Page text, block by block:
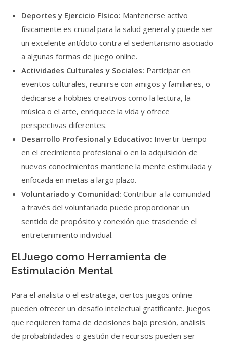
Deportes y Ejercicio Físico: Mantenerse activo
físicamente es crucial para la salud general y puede ser
un excelente antídoto contra el sedentarismo asociado
a algunas formas de juego online.
Actividades Culturales y Sociales: Participar en
eventos culturales, reunirse con amigos y familiares, o
dedicarse a hobbies creativos como la lectura, la
música o el arte, enriquece la vida y ofrece
perspectivas diferentes.
Desarrollo Profesional y Educativo: Invertir tiempo
en el crecimiento profesional o en la adquisición de
nuevos conocimientos mantiene la mente estimulada y
enfocada en metas a largo plazo.
Voluntariado y Comunidad: Contribuir a la comunidad
a través del voluntariado puede proporcionar un
sentido de propósito y conexión que trasciende el
entretenimiento individual.
El Juego como Herramienta de
Estimulación Mental
Para el analista o el estratega, ciertos juegos online
pueden ofrecer un desafío intelectual gratificante. Juegos
que requieren toma de decisiones bajo presión, análisis
de probabilidades o gestión de recursos pueden ser